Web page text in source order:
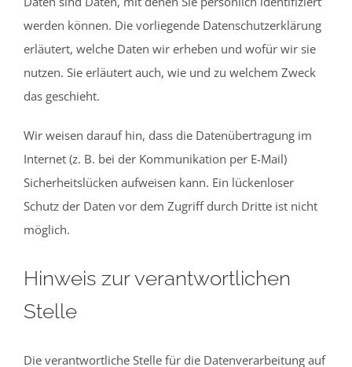
werden können. Die vorliegende Datenschutzerklärung
erläutert, welche Daten wir erheben und wofür wir sie
nutzen. Sie erläutert auch, wie und zu welchem Zweck
das geschieht.
Wir weisen darauf hin, dass die Datenübertragung im
Internet (z. B. bei der Kommunikation per E-Mail)
Sicherheitslücken aufweisen kann. Ein lückenloser
Schutz der Daten vor dem Zugriff durch Dritte ist nicht
möglich.
Hinweis zur verantwortlichen
Stelle
Die verantwortliche Stelle für die Datenverarbeitung auf